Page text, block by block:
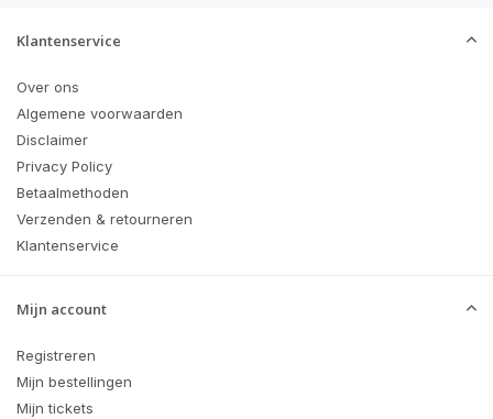
Klantenservice
Over ons
Algemene voorwaarden
Disclaimer
Privacy Policy
Betaalmethoden
Verzenden & retourneren
Klantenservice
Mijn account
Registreren
Mijn bestellingen
Mijn tickets